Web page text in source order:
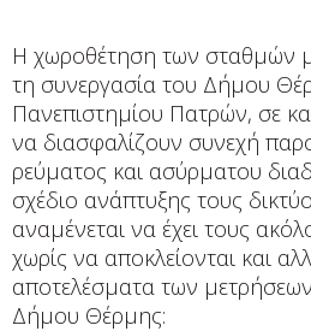
Η χωροθέτηση των σταθμών
τη συνεργασία του Δήμου
Πανεπιστημίου Πατρών, σε
να διασφαλίζουν συνεχή
ρεύματος και ασύρματου
σχέδιο ανάπτυξης τους
αναμένεται να έχει τους
χωρίς να αποκλείονται και
αποτελέσματα των
Δήμου Θέρμης: